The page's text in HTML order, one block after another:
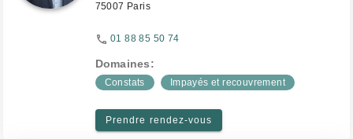
75007 Paris
01 88 85 50 74
Domaines:
Constats Impayés et recouvrement
Prendre rendez-vous